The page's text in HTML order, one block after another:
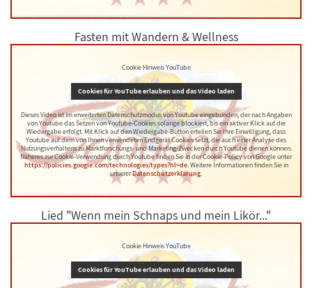
Fasten mit Wandern & Wellness
Cookie Hinweis YouTube
Cookies für YouTube erlauben und das Video laden
Dieses Video ist im erweiterten Datenschutzmodus von Youtube eingebunden, der nach Angaben
von Youtube das Setzen von Youtube-Cookies solange blockiert, bis ein aktiver Klick auf die
Wiedergabe erfolgt. Mit Klick auf den Wiedergabe-Button erteilen Sie Ihre Einwilligung, dass
Youtube auf dem von Ihnen verwendeten Endgerät Cookies setzt, die auch einer Analyse des
Nutzungsverhaltens zu Marktforschungs- und Marketing-Zwecken durch Youtube dienen können.
Näheres zur Cookie-Verwendung durch Youtube finden Sie in der Cookie-Policy von Google unter
https://policies.google.com/technologies/types?hl=de. Weitere Informationen finden Sie in
unsererDatenschutzerklärung.
Lied "Wenn mein Schnaps und mein Likör..."
Cookie Hinweis YouTube
Cookies für YouTube erlauben und das Video laden